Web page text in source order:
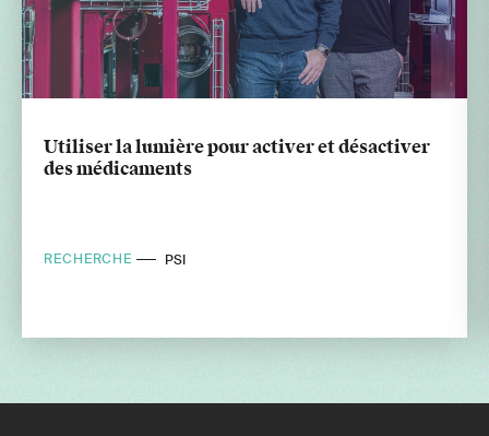
Utiliser la lumière pour activer et désactiver
des médicaments
RECHERCHE PSI